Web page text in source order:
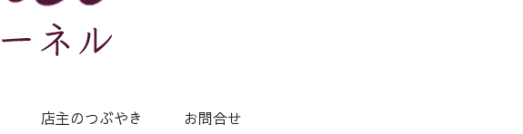
店主のつぶやき お問合せ